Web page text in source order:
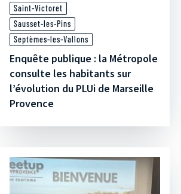
Saint-Victoret
Sausset-les-Pins
Septèmes-les-Vallons
Enquête publique : la Métropole
consulte les habitants sur
l’évolution du PLUi de Marseille
Provence